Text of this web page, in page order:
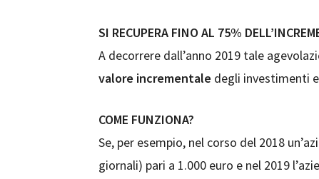
SI RECUPERA FINO AL 75%
A decorrere dall’anno 2019 tale
valore incrementale degli investimenti
COME FUNZIONA?
Se, per esempio, nel corso del 2018
giornali) pari a 1.000 euro e nel 2019